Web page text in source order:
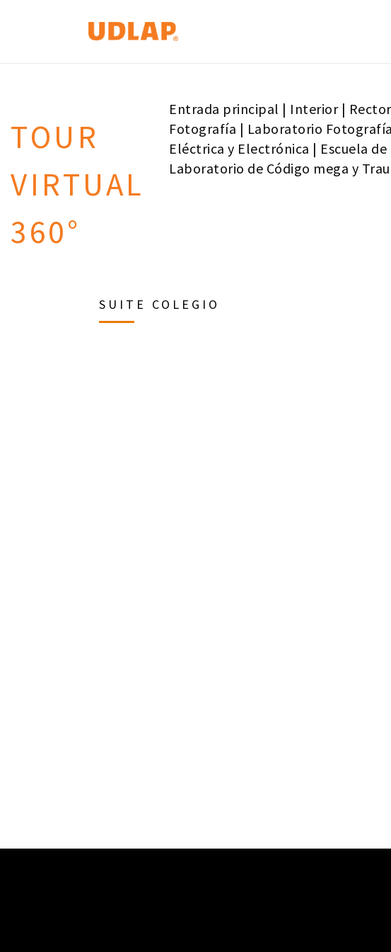
TOUR
VIRTUAL
360°
Entrada principal | Interior |
Fotografía | Laboratorio Fotografía
Eléctrica y Electrónica | Escuela
Laboratorio de Código mega y
SUITE COLEGIO